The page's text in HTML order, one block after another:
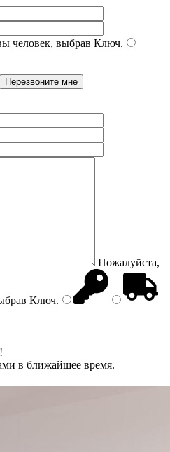
человек, выбрав Ключ.
Пожалуйста,
Ключ.
в ближайшее время.